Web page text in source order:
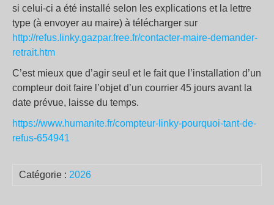
si celui-ci a été installé selon les explications et la lettre
type (à envoyer au maire) à télécharger sur
http://refus.linky.gazpar.free.fr/contacter-maire-demander-
retrait.htm
C’est mieux que d’agir seul et le fait que l’installation d’un
compteur doit faire l’objet d’un courrier 45 jours avant la
date prévue, laisse du temps.
https://www.humanite.fr/compteur-linky-pourquoi-tant-de-
refus-654941
Catégorie : 2026